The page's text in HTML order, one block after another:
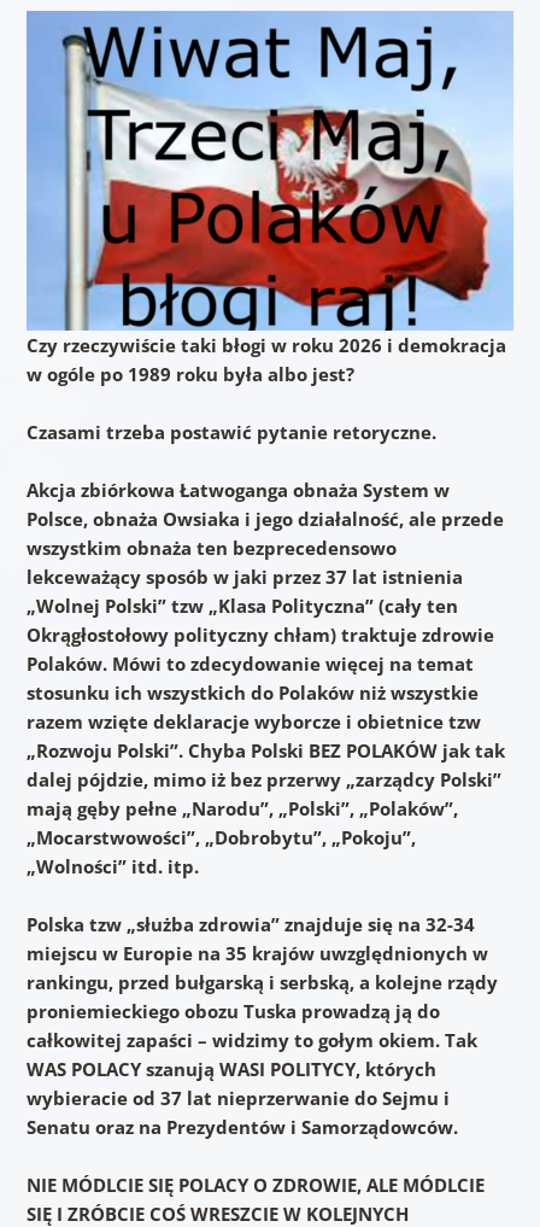
Czy rzeczywiście taki błogi w roku 2026 i demokracja
w ogóle po 1989 roku była albo jest?
Czasami trzeba postawić pytanie retoryczne.
Akcja zbiórkowa Łatwoganga obnaża System w
Polsce, obnaża Owsiaka i jego działalność, ale przede
wszystkim obnaża ten bezprecedensowo
lekceważący sposób w jaki przez 37 lat istnienia
„Wolnej Polski” tzw „Klasa Polityczna” (cały ten
Okrągłostołowy polityczny chłam) traktuje zdrowie
Polaków. Mówi to zdecydowanie więcej na temat
stosunku ich wszystkich do Polaków niż wszystkie
razem wzięte deklaracje wyborcze i obietnice tzw
„Rozwoju Polski”. Chyba Polski BEZ POLAKÓW jak tak
dalej pójdzie, mimo iż bez przerwy „zarządcy Polski”
mają gęby pełne „Narodu”, „Polski”, „Polaków”,
„Mocarstwowości”, „Dobrobytu”, „Pokoju”,
„Wolności” itd. itp.
Polska tzw „służba zdrowia” znajduje się na 32-34
miejscu w Europie na 35 krajów uwzględnionych w
rankingu, przed bułgarską i serbską, a kolejne rządy
proniemieckiego obozu Tuska prowadzą ją do
całkowitej zapaści – widzimy to gołym okiem. Tak
WAS POLACY szanują WASI POLITYCY, których
wybieracie od 37 lat nieprzerwanie do Sejmu i
Senatu oraz na Prezydentów i Samorządowców.
NIE MÓDLCIE SIĘ POLACY O ZDROWIE, ALE MÓDLCIE
SIĘ I ZRÓBCIE COŚ WRESZCIE W KOLEJNYCH